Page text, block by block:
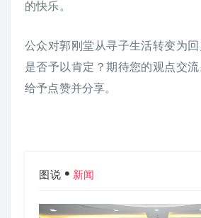
的快乐。
公众对郭刚堂从寻子生活转变为
是否予以肯定？期待您的观点交
给予点赞并分享。
图说 新闻